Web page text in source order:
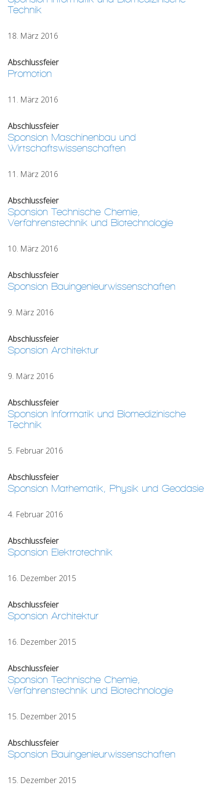
Technik
18. März 2016
Abschlussfeier
Promotion
11. März 2016
Abschlussfeier
Sponsion Maschinenbau und
Wirtschaftswissenschaften
11. März 2016
Abschlussfeier
Sponsion Technische Chemie,
Verfahrenstechnik und Biotechnologie
10. März 2016
Abschlussfeier
Sponsion Bauingenieurwissenschaften
9. März 2016
Abschlussfeier
Sponsion Architektur
9. März 2016
Abschlussfeier
Sponsion Informatik und Biomedizinische
Technik
5. Februar 2016
Abschlussfeier
Sponsion Mathematik, Physik und Geodäsie
4. Februar 2016
Abschlussfeier
Sponsion Elektrotechnik
16. Dezember 2015
Abschlussfeier
Sponsion Architektur
16. Dezember 2015
Abschlussfeier
Sponsion Technische Chemie,
Verfahrenstechnik und Biotechnologie
15. Dezember 2015
Abschlussfeier
Sponsion Bauingenieurwissenschaften
15. Dezember 2015